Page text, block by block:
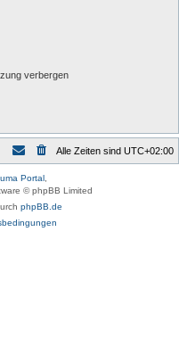
verbergen
Alle Zeiten sind UTC+02:00
Portal,
© phpBB Limited
phpBB.de